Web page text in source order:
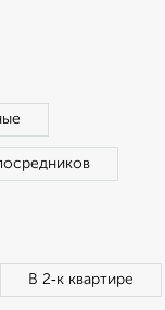
В 2‑к квартире